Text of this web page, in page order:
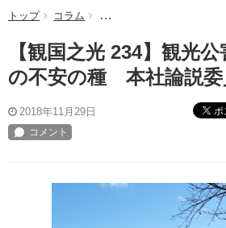
トップ コラム 【観国之光 234】観光公
【観国之光 234】観光
の不安の種 本社論説委
2018年11月29日 ポ